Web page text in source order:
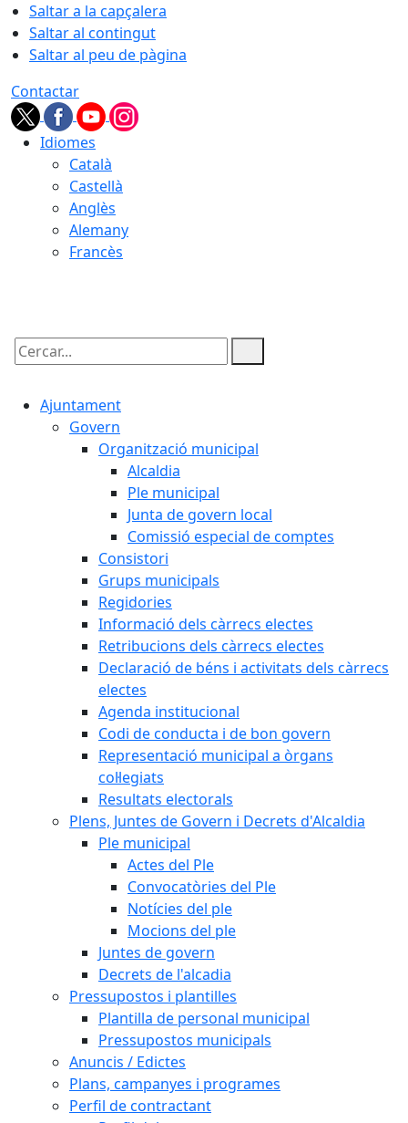
Saltar a la capçalera
Saltar al contingut
Saltar al peu de pàgina
Contactar
Idiomes
Català
Castellà
Anglès
Alemany
Francès
Cercar:
Ajuntament
Govern
Organització municipal
Alcaldia
Ple municipal
Junta de govern local
Comissió especial de comptes
Consistori
Grups municipals
Regidories
Informació dels càrrecs electes
Retribucions dels càrrecs electes
Declaració de béns i activitats dels càrrecs
electes
Agenda institucional
Codi de conducta i de bon govern
Representació municipal a òrgans
col·legiats
Resultats electorals
Plens, Juntes de Govern i Decrets d'Alcaldia
Ple municipal
Actes del Ple
Convocatòries del Ple
Notícies del ple
Mocions del ple
Juntes de govern
Decrets de l'alcadia
Pressupostos i plantilles
Plantilla de personal municipal
Pressupostos municipals
Anuncis / Edictes
Plans, campanyes i programes
Perfil de contractant